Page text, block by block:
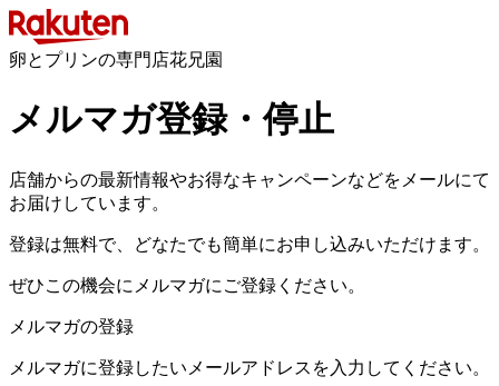
卵とプリンの専門店花兄園
メルマガ登録・停止
店舗からの最新情報やお得なキャンペーンなどをメールにて
お届けしています。
登録は無料で、どなたでも簡単にお申し込みいただけます。
ぜひこの機会にメルマガにご登録ください。
メルマガの登録
メルマガに登録したいメールアドレスを入力してください。